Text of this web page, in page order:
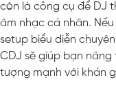
còn là công cụ để DJ
âm nhạc cá nhân.
setup biểu diễn
CDJ sẽ giúp bạn
tượng mạnh với khán